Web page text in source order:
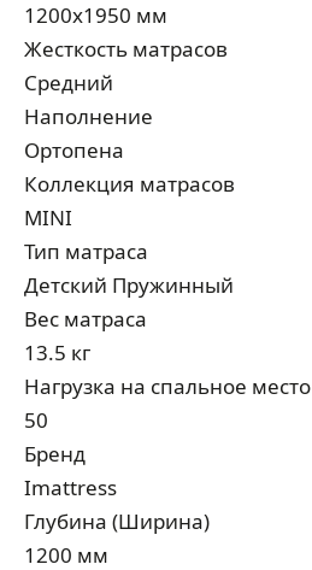
1200x1950 мм
Жесткость матрасов
Средний
Наполнение
Ортопена
Коллекция матрасов
MINI
Тип матраса
Детcкий Пружинный
Вес матраса
13.5 кг
Нагрузка на спальное место
50
Бренд
Imattress
Глубина (Ширина)
1200 мм